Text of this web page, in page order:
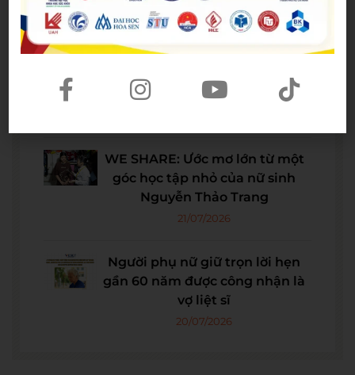
04/08/2026
The Odyssey lập kỷ lục doanh
thu mở màn trong sự nghiệp
Christopher Nolan
WE SHARE: Ước mơ lớn từ một
góc học tập nhỏ của nữ sinh
Nguyễn Thảo Trang
21/07/2026
Người phụ nữ giữ trọn lời hẹn
gần 60 năm được công nhận là
vợ liệt sĩ
20/07/2026